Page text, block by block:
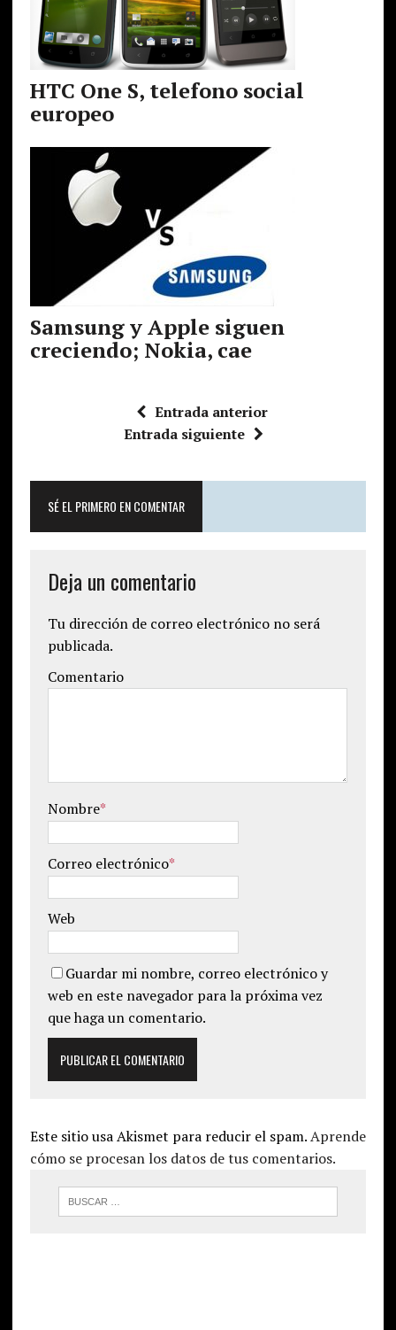
HTC One S, telefono social
europeo
Samsung y Apple siguen
creciendo; Nokia, cae
Entrada anterior
Entrada siguiente
SÉ EL PRIMERO EN COMENTAR
Deja un comentario
Tu dirección de correo electrónico no será
publicada.
Comentario
Nombre*
Correo electrónico*
Web
Guardar mi nombre, correo electrónico y
web en este navegador para la próxima vez
que haga un comentario.
Este sitio usa Akismet para reducir el spam.Aprende
cómo se procesan los datos de tus comentarios.